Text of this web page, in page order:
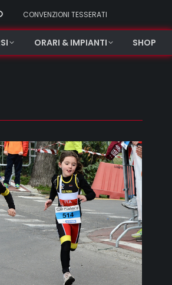
CONVENZIONI TESSERATI
ORARI & IMPIANTI SHOP